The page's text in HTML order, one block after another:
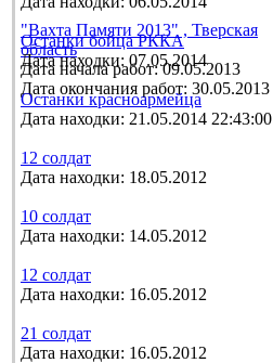
"Вахта Памяти 2013" , Тверская
область
Дата начала работ: 09.05.2013
Дата окончания работ: 30.05.2013
Останки бойца РККА
Дата находки: 07.05.2014
Останки красноармейца
Дата находки: 21.05.2014 22:43:00
12 солдат
Дата находки: 18.05.2012
10 солдат
Дата находки: 14.05.2012
12 солдат
Дата находки: 16.05.2012
21 солдат
Дата находки: 16.05.2012